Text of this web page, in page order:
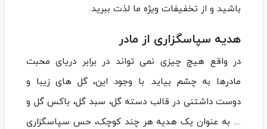
باشید و از تخفیفات ویژه ما لذت ببرید.
هدیه سپاسگزاری از مادر
در واقع هیچ چیزی نمی تواند در برابر دریای محبت
مادرها به چشم بیاید. با وجود این، گل ‌های زیبا و
دوست‌ داشتنی در قالب دسته گل، سبد گل، باکس گل و
.... به عنوان یک هدیه‌ هر چند کوچک، حس سپاسگزاری